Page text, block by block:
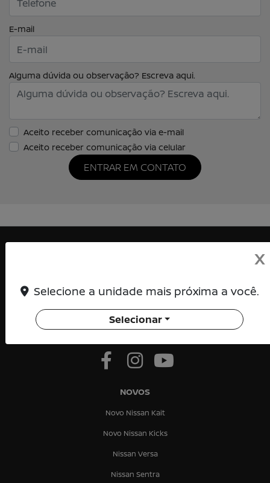
E-mail
Alguma dúvida ou observação? Escreva aqui.
Aceito receber comunicação via e-mail
Aceito receber comunicação via celular
ENTRAR EM CONTATO
KENTO DISTRIBUIDORA DE VEICULOS LTDA
CNPJ: 15.139.569/0001-00
NOVOS
Novo Nissan Kait
Novo Nissan Kicks
Nissan Versa
Nissan Sentra
X
Selecione a unidade mais próxima a você.
Selecionar